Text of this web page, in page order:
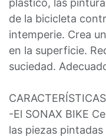
plástico, las
de la bicicleta
intemperie. Crea
en la superficie.
suciedad.
-El SONAX BIKE
las piezas